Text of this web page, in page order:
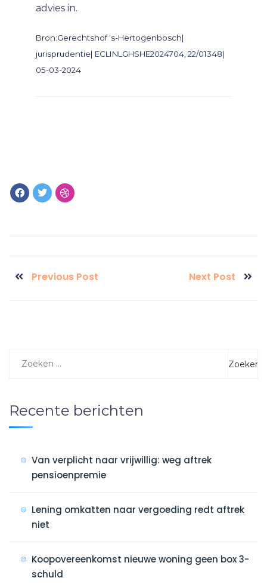
advies in.
Bron:Gerechtshof ‘s-Hertogenbosch|
jurisprudentie| ECLINLGHSHE2024704, 22/01348|
05-03-2024
Previous Post Next Post
Recente berichten
Van verplicht naar vrijwillig: weg aftrek
pensioenpremie
Lening omkatten naar vergoeding redt aftrek
niet
Koopovereenkomst nieuwe woning geen box 3-
schuld